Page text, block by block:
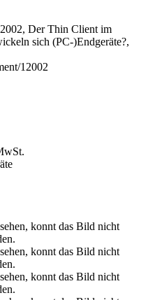
Der Thin Client im
sich (PC-)Endgeräte?,
12002